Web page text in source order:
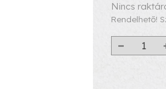
Nincs
Rendelhető!